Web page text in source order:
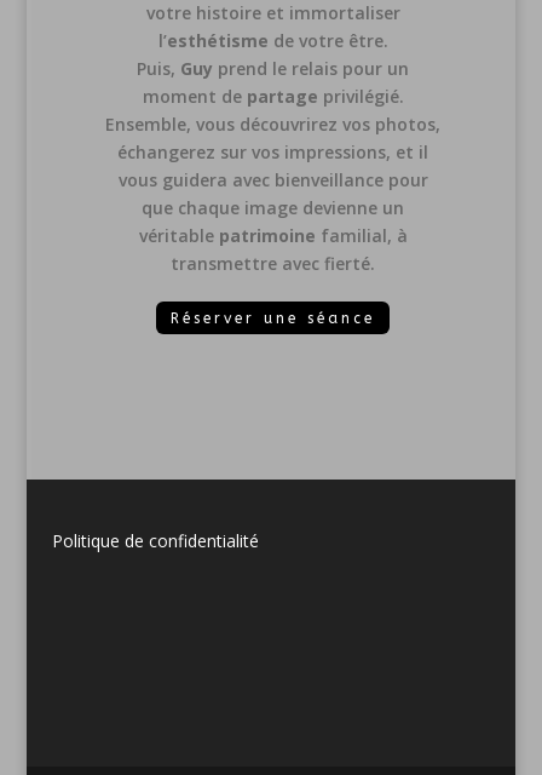
votre histoire et immortaliser
l’esthétisme de votre être.
Puis, Guy prend le relais pour un
moment de partage privilégié.
Ensemble, vous découvrirez vos photos,
échangerez sur vos impressions, et il
vous guidera avec bienveillance pour
que chaque image devienne un
véritable patrimoine familial, à
transmettre avec fierté.
Réserver une séance
Politique de confidentialité